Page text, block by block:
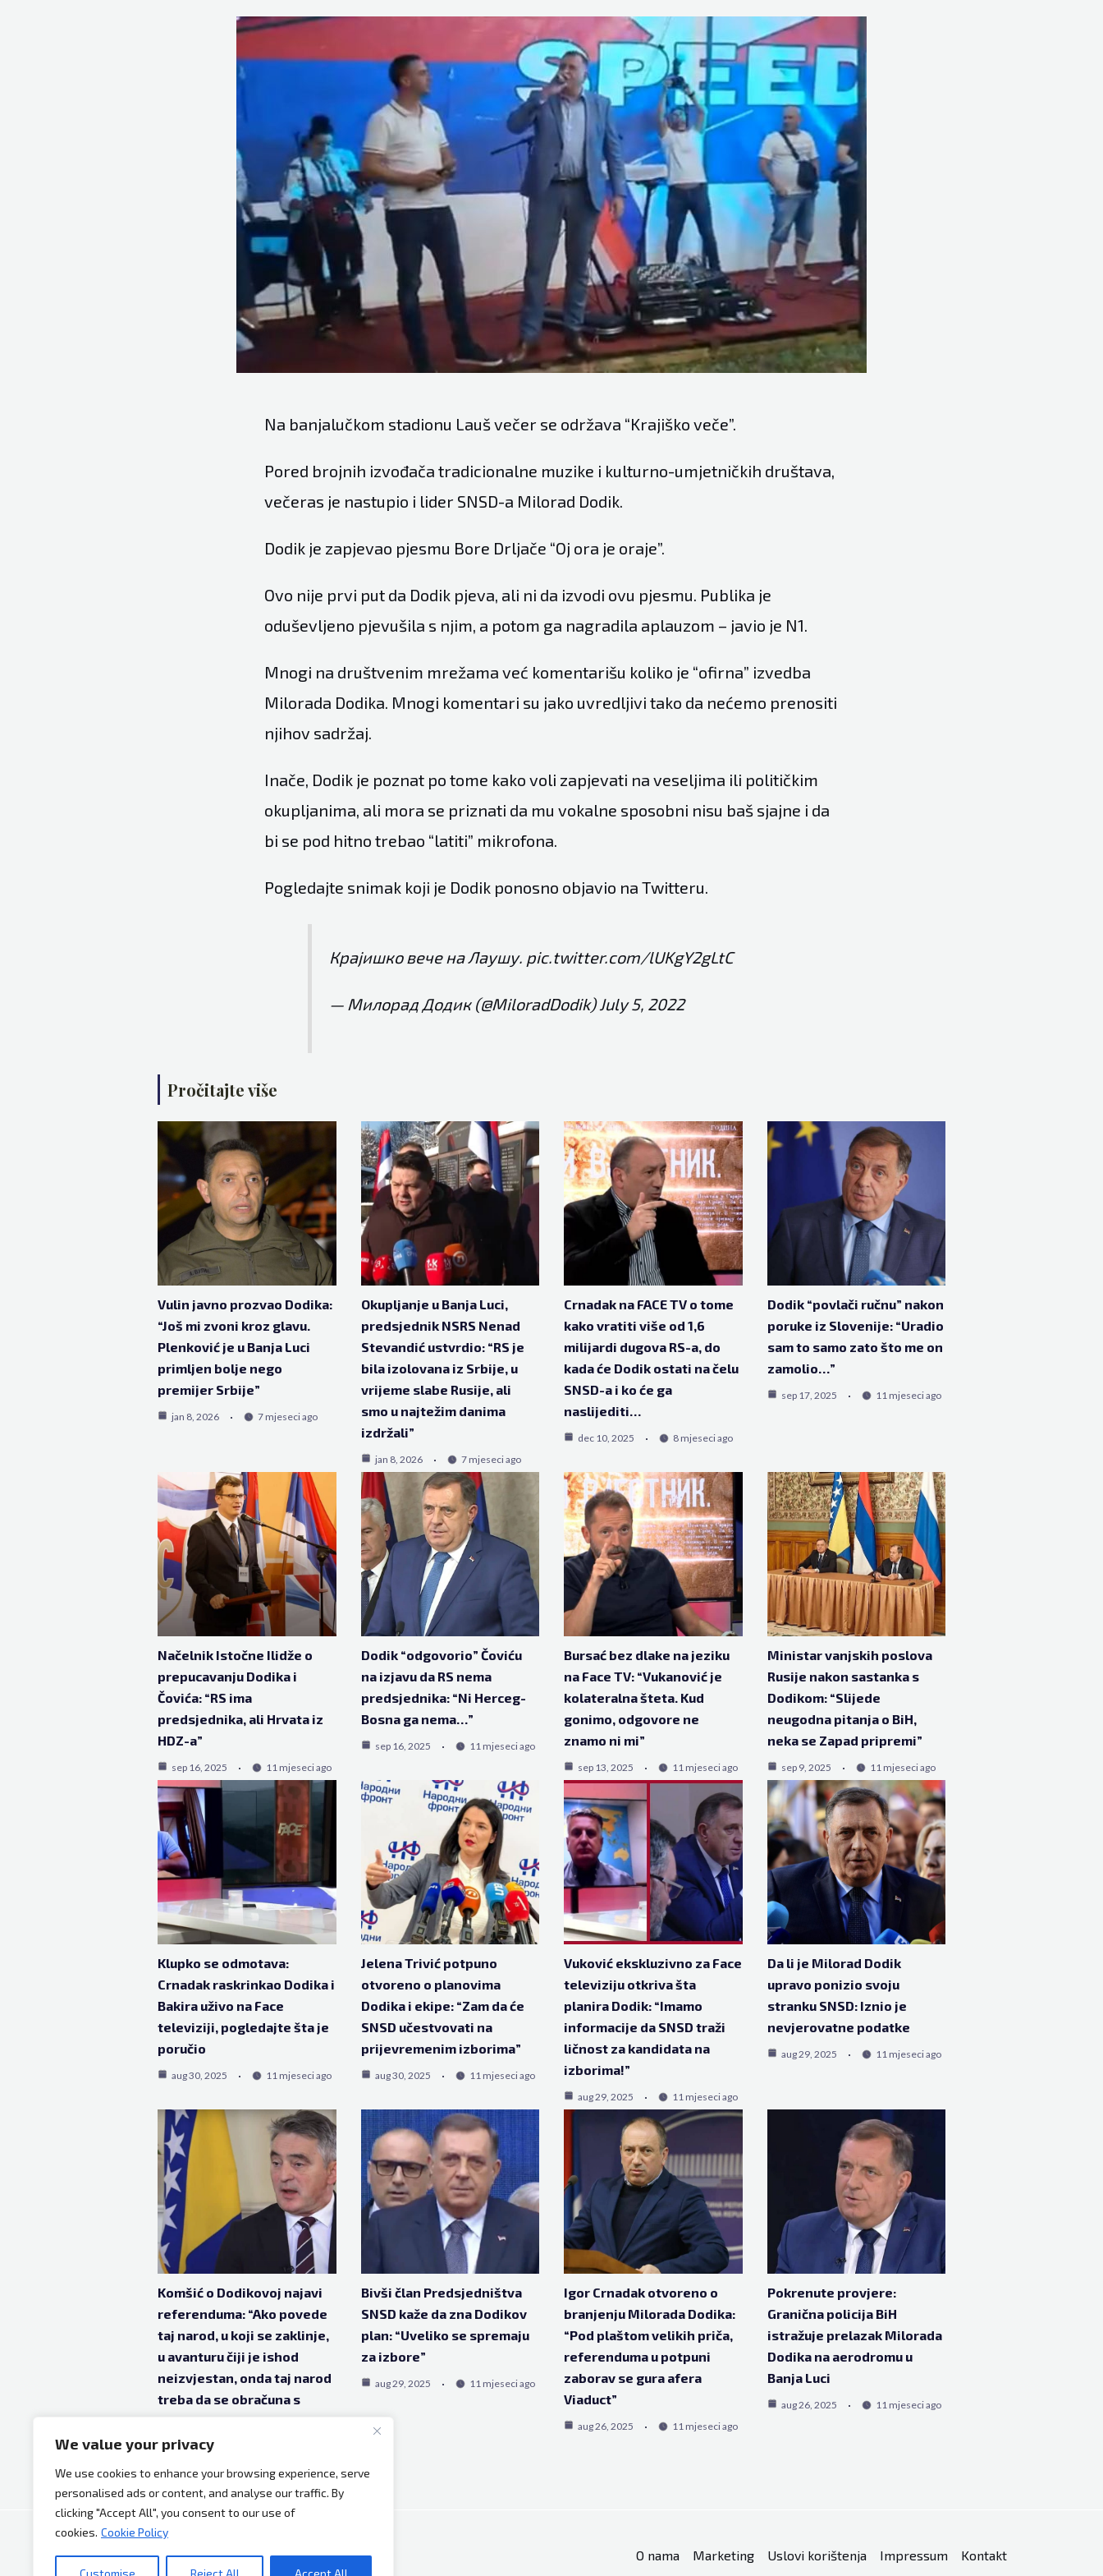
We value your privacy
We use cookies to enhance your browsing experience, serve
personalised ads or content, and analyse our traffic. By
clicking "Accept All", you consent to our use of
cookies. Cookie Policy
Customise Reject All Accept All
Na banjalučkom stadionu Lauš večer se održava “Krajiško veče”.
Pored brojnih izvođača tradicionalne muzike i kulturno-umjetničkih društava,
večeras je nastupio i lider SNSD-a Milorad Dodik.
Dodik je zapjevao pjesmu Bore Drljače “Oj ora je oraje”.
Ovo nije prvi put da Dodik pjeva, ali ni da izvodi ovu pjesmu. Publika je
oduševljeno pjevušila s njim, a potom ga nagradila aplauzom – javio je N1.
Mnogi na društvenim mrežama već komentarišu koliko je “ofirna” izvedba
Milorada Dodika. Mnogi komentari su jako uvredljivi tako da nećemo prenositi
njihov sadržaj.
Inače, Dodik je poznat po tome kako voli zapjevati na veseljima ili političkim
okupljanima, ali mora se priznati da mu vokalne sposobni nisu baš sjajne i da
bi se pod hitno trebao “latiti” mikrofona.
Pogledajte snimak koji je Dodik ponosno objavio na Twitteru.
Крајишко вече на Лаушу. pic.twitter.com/lUKgY2gLtC
— Милорад Додик (@MiloradDodik) July 5, 2022
Pročitajte više
Vulin javno prozvao Dodika:
“Još mi zvoni kroz glavu.
Plenković je u Banja Luci
primljen bolje nego
premijer Srbije”
jan 8, 2026 7 mjeseci ago
Okupljanje u Banja Luci,
predsjednik NSRS Nenad
Stevandić ustvrdio: “RS je
bila izolovana iz Srbije, u
vrijeme slabe Rusije, ali
smo u najtežim danima
izdržali”
jan 8, 2026 7 mjeseci ago
Crnadak na FACE TV o tome
kako vratiti više od 1,6
milijardi dugova RS-a, do
kada će Dodik ostati na čelu
SNSD-a i ko će ga
naslijediti…
dec 10, 2025 8 mjeseci ago
Dodik “povlači ručnu” nakon
poruke iz Slovenije: “Uradio
sam to samo zato što me on
zamolio…”
sep 17, 2025 11 mjeseci ago
Načelnik Istočne Ilidže o
prepucavanju Dodika i
Čovića: “RS ima
predsjednika, ali Hrvata iz
HDZ-a”
sep 16, 2025 11 mjeseci ago
Dodik “odgovorio” Čoviću
na izjavu da RS nema
predsjednika: “Ni Herceg-
Bosna ga nema…”
sep 16, 2025 11 mjeseci ago
Bursać bez dlake na jeziku
na Face TV: “Vukanović je
kolateralna šteta. Kud
gonimo, odgovore ne
znamo ni mi”
sep 13, 2025 11 mjeseci ago
Ministar vanjskih poslova
Rusije nakon sastanka s
Dodikom: “Slijede
neugodna pitanja o BiH,
neka se Zapad pripremi”
sep 9, 2025 11 mjeseci ago
Klupko se odmotava:
Crnadak raskrinkao Dodika i
Bakira uživo na Face
televiziji, pogledajte šta je
poručio
aug 30, 2025 11 mjeseci ago
Jelena Trivić potpuno
otvoreno o planovima
Dodika i ekipe: “Zam da će
SNSD učestvovati na
prijevremenim izborima”
aug 30, 2025 11 mjeseci ago
Vuković ekskluzivno za Face
televiziju otkriva šta
planira Dodik: “Imamo
informacije da SNSD traži
ličnost za kandidata na
izborima!”
aug 29, 2025 11 mjeseci ago
Da li je Milorad Dodik
upravo ponizio svoju
stranku SNSD: Iznio je
nevjerovatne podatke
aug 29, 2025 11 mjeseci ago
Komšić o Dodikovoj najavi
referenduma: “Ako povede
taj narod, u koji se zaklinje,
u avanturu čiji je ishod
neizvjestan, onda taj narod
treba da se obračuna s
aug 29, 2025
Bivši član Predsjedništva
SNSD kaže da zna Dodikov
plan: “Uveliko se spremaju
za izbore”
aug 29, 2025 11 mjeseci ago
Igor Crnadak otvoreno o
branjenju Milorada Dodika:
“Pod plaštom velikih priča,
referenduma u potpuni
zaborav se gura afera
Viaduct”
aug 26, 2025 11 mjeseci ago
Pokrenute provjere:
Granična policija BiH
istražuje prelazak Milorada
Dodika na aerodromu u
Banja Luci
aug 26, 2025 11 mjeseci ago
Copyright © 2026 Bh Dijaspora. O nama Marketing Uslovi korištenja Impressum Kontakt